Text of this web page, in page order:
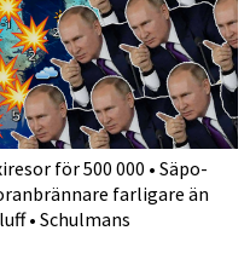
för 500 000 • Säpo-
farligare än
• Schulmans